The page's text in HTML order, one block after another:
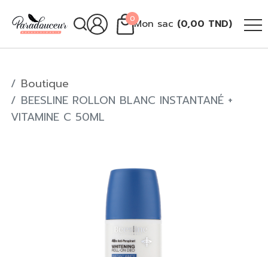
0Mon sac (0,00 TND)
Boutique
BEESLINE ROLLON BLANC INSTANTANÉ +
VITAMINE C 50ML